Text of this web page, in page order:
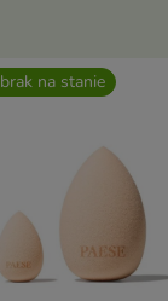
na stanie